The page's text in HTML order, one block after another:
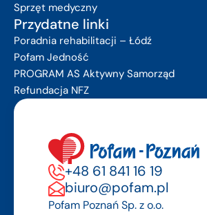
Sprzęt medyczny
Przydatne linki
Poradnia rehabilitacji – Łódź
Pofam Jedność
PROGRAM AS Aktywny Samorząd
Refundacja NFZ
+48 61 841 16 19
biuro@pofam.pl
Pofam Poznań Sp. z o.o.